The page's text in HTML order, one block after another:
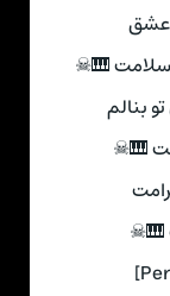
عشق
سلامت 🎹☠
بنالم
🎹☠
🎹☠